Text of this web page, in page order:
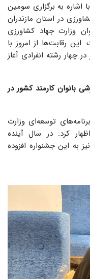
اشاره به برگزاری سومین
در استان مازندران
وزارت جهاد کشاورزی
این رقابت‌ها از امروز با
از ۳۲ استان کشور در چهار رشته انفرادی آغاز
بانوان کارمند کشور در
توسعه‌ای وزارت
کرد: در سال آینده
به این جشنواره افزوده